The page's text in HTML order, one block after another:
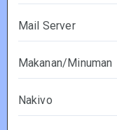
Mail Server
Makanan/Minuman
Nakivo